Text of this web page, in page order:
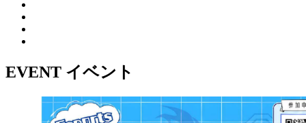
EVENT イベント